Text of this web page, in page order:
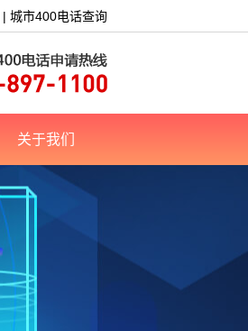
| 城市400电话查询
关于我们